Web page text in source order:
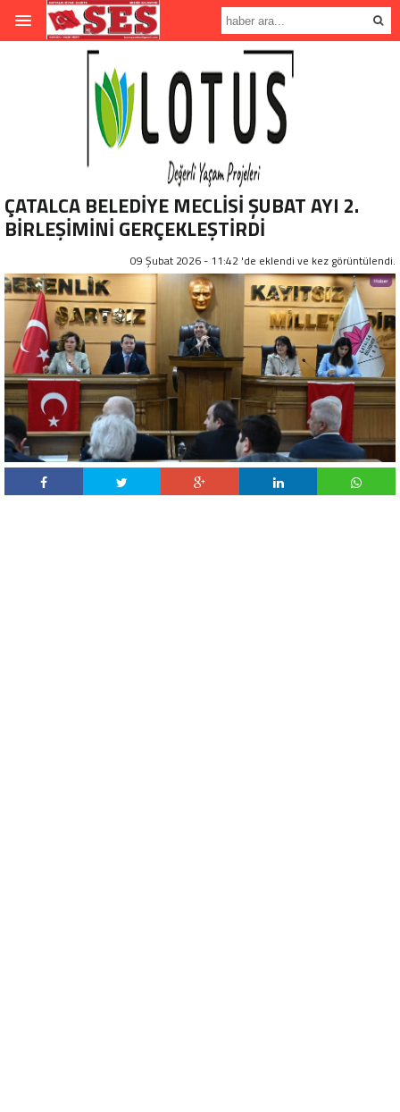
ÇATALCA BELEDİYE MECLİSİ ŞUBAT AYI 2.
BİRLEŞİMİNİ GERÇEKLEŞTİRDİ
09 Şubat 2026 - 11:42 'de eklendi ve kez görüntülendi.